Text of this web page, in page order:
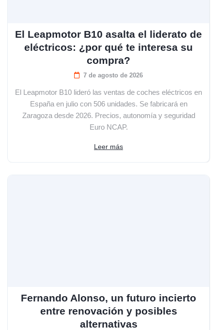
El Leapmotor B10 asalta el liderato de
eléctricos: ¿por qué te interesa su
compra?
7 de agosto de 2026
El Leapmotor B10 lideró las ventas de coches eléctricos en
España en julio con 506 unidades. Se fabricará en
Zaragoza desde 2026. Precios, autonomía y seguridad
Euro NCAP.
Leer más
Fernando Alonso, un futuro incierto
entre renovación y posibles
alternativas